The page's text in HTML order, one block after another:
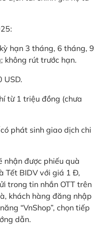
hạn 3 tháng, 6 tháng, 9
không rút trước hạn.
USD.
từ 1 triệu đồng (chưa
phát sinh giao dịch chi
nhận được phiếu quà
Tết BIDV với giá 1 Đ,
trong tin nhắn OTT trên
khách hàng đăng nhập
“VnShop”, chọn tiếp
dẫn.